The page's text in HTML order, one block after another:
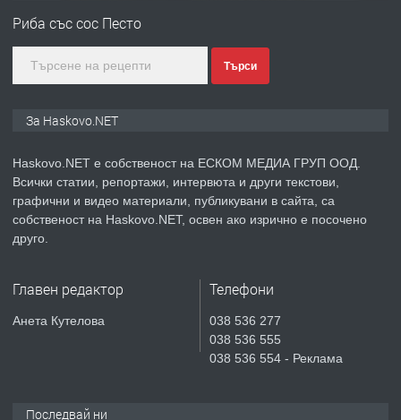
КУБА
преди 6 дни
ПРЕДЛАГА СГЛОБЯВАНЕ НА МЕБЕЛИ.
№4119 Едностаен обзаведен
Риба със сос Песто
Търси
За Haskovo.NET
Haskovo.NET е собственост на ЕСКОМ МЕДИА ГРУП ООД.
Всички статии, репортажи, интервюта и други текстови,
графични и видео материали, публикувани в сайта, са
собственост на Haskovo.NET, освен ако изрично е посочено
друго.
Главен редактор
Анета Кутелова
Телефони
038 536 277
038 536 555
038 536 554 - Реклама
Последвай ни